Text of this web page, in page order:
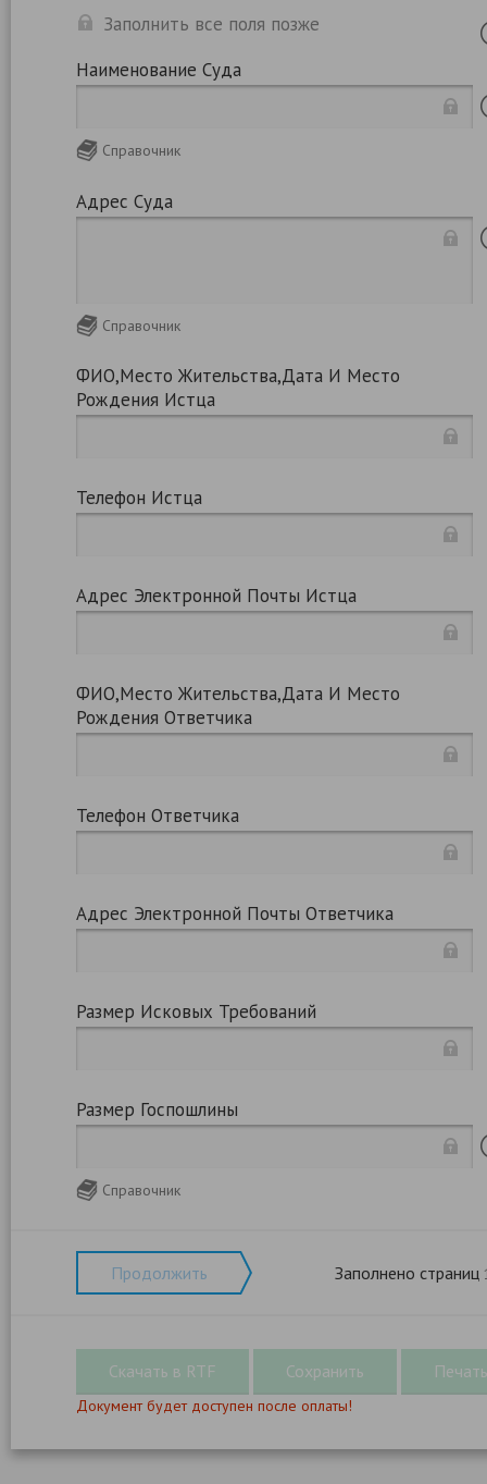
Заполнить все поля позже
Наименование Суда
Справочник
Адрес Суда
Справочник
ФИО,место Жительства,дата И Место
Рождения Истца
Телефон Истца
Адрес Электронной Почты Истца
ФИО,место Жительства,дата И Место
Рождения Ответчика
Телефон Ответчика
Адрес Электронной Почты Ответчика
Размер Исковых Требований
Размер Госпошлины
Справочник
Продолжить Заполнено страниц
Документ будет доступен после оплаты!